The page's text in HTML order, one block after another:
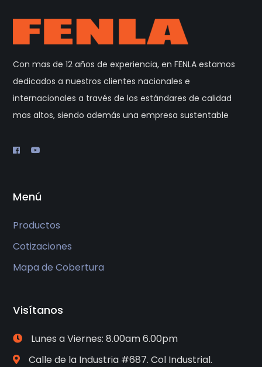
Con mas de 12 años de experiencia, en FENLA estamos
dedicados a nuestros clientes nacionales e
internacionales a través de los estándares de calidad
mas altos, siendo además una empresa sustentable
Menú
Productos
Cotizaciones
Mapa de Cobertura
Visítanos
Lunes a Viernes: 8.00am 6.00pm
Calle de la Industria #687. Col Industrial.